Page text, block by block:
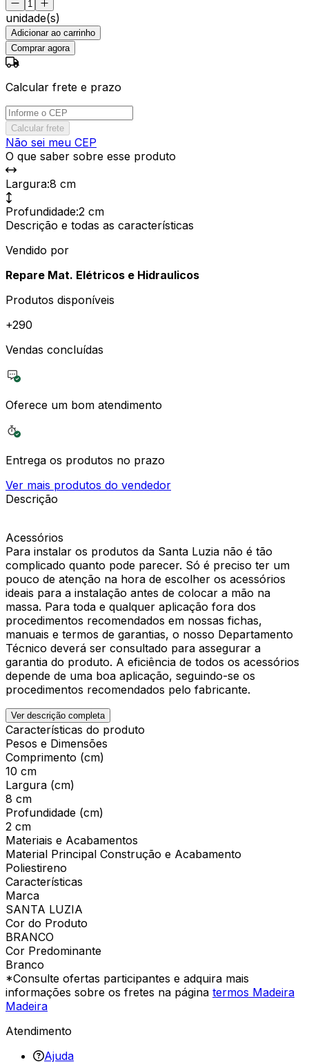
unidade(s)
Adicionar ao carrinho
Comprar agora
Calcular frete e prazo
Calcular frete
Não sei meu CEP
O que saber sobre esse produto
Largura:8 cm
Profundidade:2 cm
Descrição e todas as características
Vendido por
Repare Mat. Elétricos e Hidraulicos
Produtos disponíveis
+290
Vendas concluídas
Oferece um bom atendimento
Entrega os produtos no prazo
Ver mais produtos do vendedor
Descrição
Acessórios
Para instalar os produtos da Santa Luzia não é tão
complicado quanto pode parecer. Só é preciso ter um
pouco de atenção na hora de escolher os acessórios
ideais para a instalação antes de colocar a mão na
massa. Para toda e qualquer aplicação fora dos
procedimentos recomendados em nossas fichas,
manuais e termos de garantias, o nosso Departamento
Técnico deverá ser consultado para assegurar a
garantia do produto. A eficiência de todos os acessórios
depende de uma boa aplicação, seguindo-se os
procedimentos recomendados pelo fabricante.
Ver descrição completa
Características do produto
Pesos e Dimensões
Comprimento (cm)
10 cm
Largura (cm)
8 cm
Profundidade (cm)
2 cm
Materiais e Acabamentos
Material Principal Construção e Acabamento
Poliestireno
Características
Marca
SANTA LUZIA
Cor do Produto
BRANCO
Cor Predominante
Branco
*Consulte ofertas participantes e adquira mais
informações sobre os fretes na página termos Madeira
Madeira
Atendimento
Ajuda